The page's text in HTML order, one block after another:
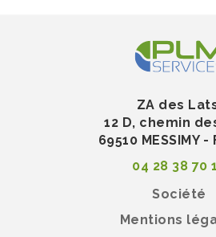
ZA des
12 D, chemin
69510 MESSIMY
04 28 38 70
Société
Mentions